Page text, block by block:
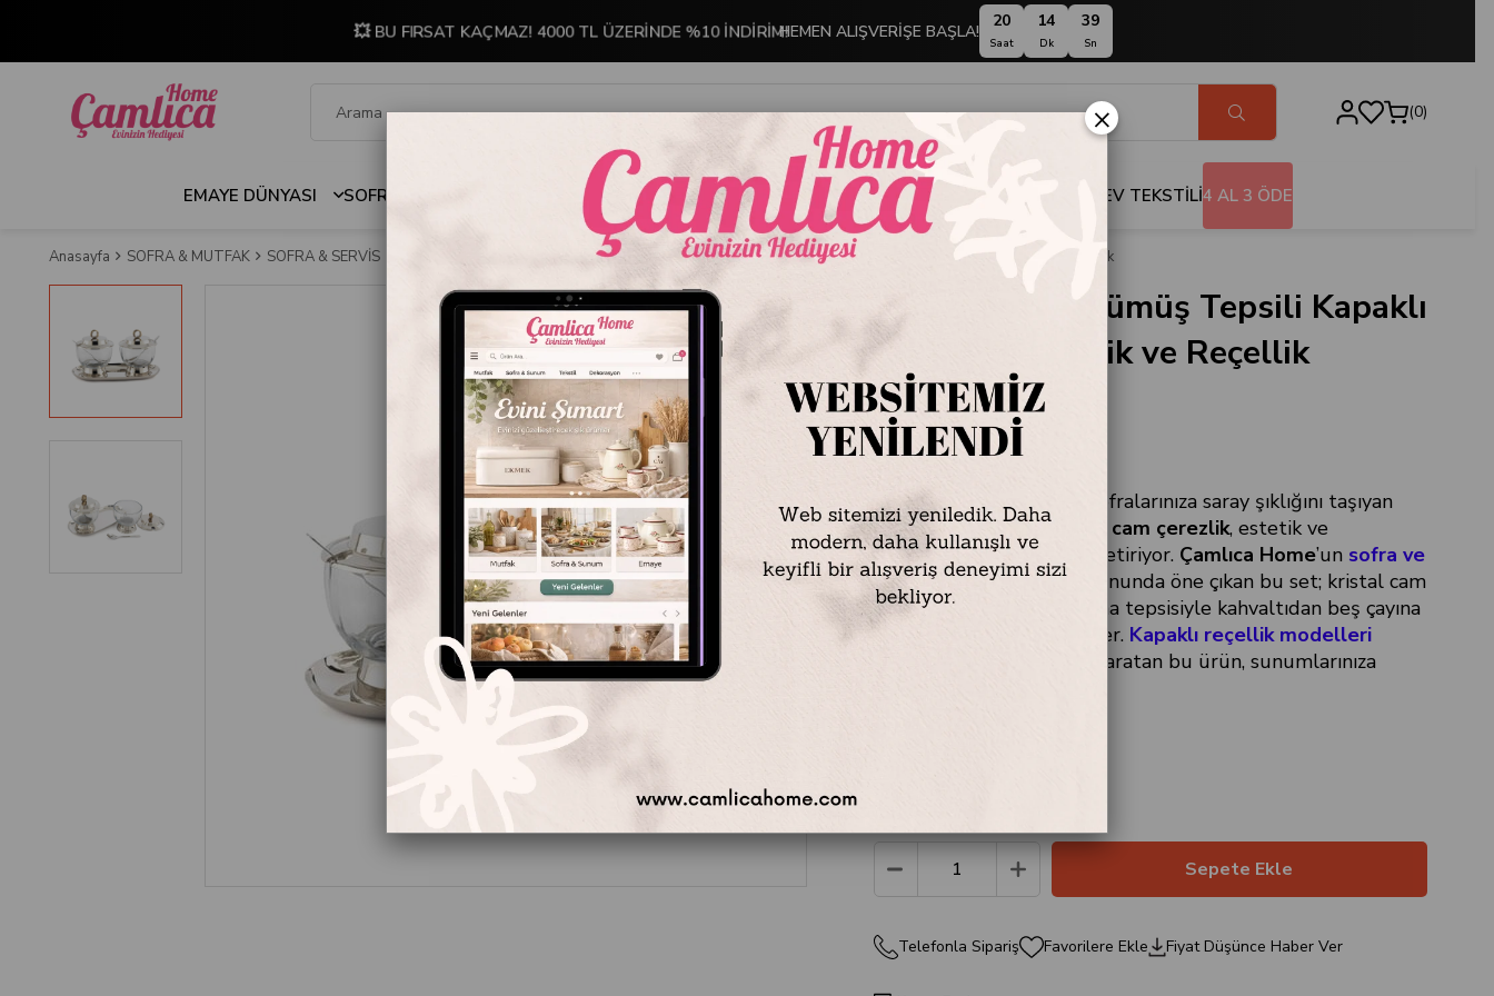
💥 BU FIRSAT KAÇMAZ! 4000 TL ÜZERİNDE %10 İNDİRİM!HEMEN ALIŞVERİŞE BAŞLA! 20
Saat
14
Dk
38
Sn
0
EMAYE DÜNYASI SOFRA & MUTFAK İNDİRİMLİ ÜRÜNLER DEKORASYON TABLO KOLEKSİYONU EV TEKSTİLİ4 AL 3 ÖDE
Anasayfa SOFRA & MUTFAK SOFRA & SERVİS Servis Kapları ve Masaüstü Sunum Ürünleri Mikasa Moor Gümüş Tepsili Kapaklı 2'li Cam Çerezlik ve Reçellik
Mikasa Moor Gümüş Tepsili Kapaklı
2'li Cam Çerezlik ve Reçellik
Stok Kodu
P364.808114
Marka Mikasa Moor
Mikasa Moor
etiketiyle sofralarınıza saray şıklığını taşıyan
gümüş tepsili kapaklı 2'li cam çerezlik, estetik ve
fonksiyonelliği bir araya getiriyor. Çamlıca Home’un sofra ve
mutfak ürünlerikoleksiyonunda öne çıkan bu set; kristal cam
dokusu ve gümüş kaplama tepsisiyle kahvaltıdan beş çayına
kadar her anınıza eşlik eder. Kapaklı reçellik modelleri
arasında zarafetiyle fark yaratan bu ürün, sunumlarınıza
Telefonla Sipariş Favorilere Ekle Fiyat Düşünce Haber Ver
×